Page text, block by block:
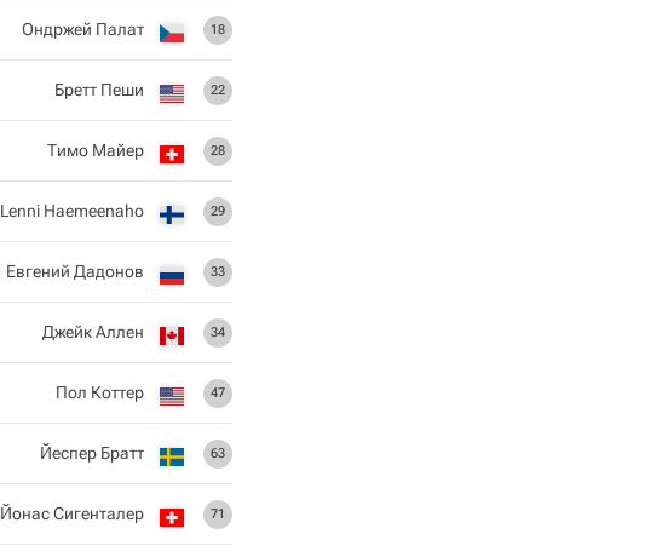
18
Ондржей Палат
22
Бретт Пеши
28
Тимо Майер
29
Lenni Haemeenaho
33
Евгений Дадонов
34
Джейк Аллен
47
Пол Коттер
63
Йеспер Братт
71
Йонас Сигенталер